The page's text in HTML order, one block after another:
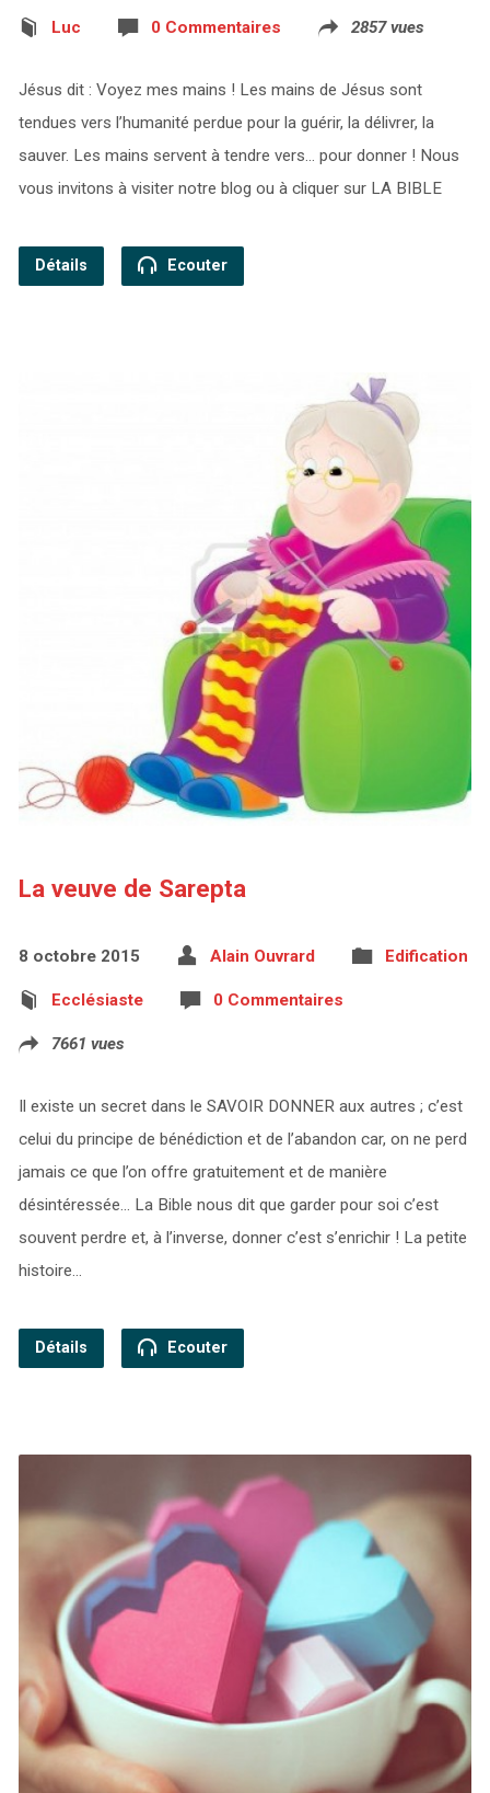
Luc 0 Commentaires 2857 vues
Jésus dit : Voyez mes mains ! Les mains de Jésus sont
tendues vers l’humanité perdue pour la guérir, la délivrer, la
sauver. Les mains servent à tendre vers… pour donner ! Nous
vous invitons à visiter notre blog ou à cliquer sur LA BIBLE
Détails Ecouter
La veuve de Sarepta
8 octobre 2015 Alain Ouvrard Edification
Ecclésiaste 0 Commentaires
7661 vues
Il existe un secret dans le SAVOIR DONNER aux autres ; c’est
celui du principe de bénédiction et de l’abandon car, on ne perd
jamais ce que l’on offre gratuitement et de manière
désintéressée… La Bible nous dit que garder pour soi c’est
souvent perdre et, à l’inverse, donner c’est s’enrichir ! La petite
histoire…
Détails Ecouter